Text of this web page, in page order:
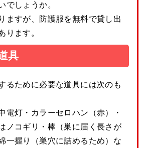
でしょうか。
ますが、防護服を無料で貸し出
ります。
具
るために必要な道具には次のも
電灯・カラーセロハン（赤）・
ノコギリ・棒（巣に届く長さが
一握り（巣穴に詰めるため）な